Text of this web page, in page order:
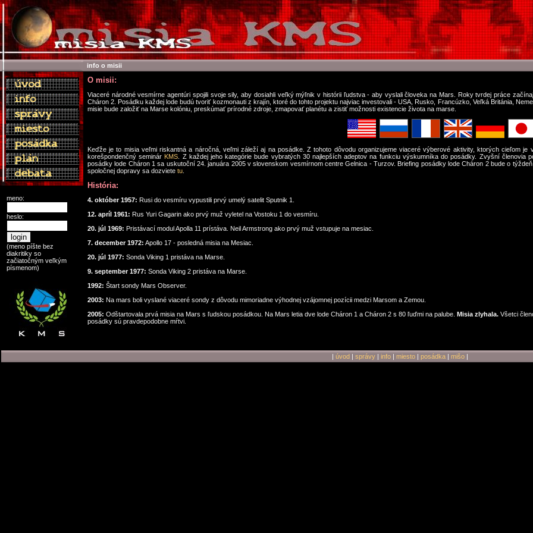
info o misii
meno:
heslo:
(meno píšte bez
diakritiky so
začiatočným veľkým
písmenom)
O misii:
Viaceré národné vesmírne agentúri spojili svoje sily, aby dosiahli veľký mýľnik v histórii ľudstva - aby vyslali človeka na Mars. Roky tvrdej práce
Cháron 2. Posádku každej lode budú tvoriť kozmonauti z krajín, ktoré do tohto projektu najviac investovali - USA, Rusko, Francúzko, Veľká Británia,
misie bude založiť na Marse kolóniu, preskúmať prírodné zdroje, zmapovať planétu a zistiť možnosti existencie života na marse.
Keďže je to misia veľmi riskantná a náročná, veľmi záleží aj na posádke. Z tohoto dôvodu organizujeme viaceré výberové aktivity, ktorých cieľom
korešpondenčný seminárKMS . Z každej jeho kategórie bude vybratých 30 najlepších adeptov na funkciu výskumníka do posádky. Zvyšní
posádky lode Cháron 1 sa uskutoční 24. januára 2005 v slovenskom vesmírnom centre Gelnica - Turzov. Briefing posádky lode Cháron 2 bude o
spoločnej dopravy sa dozviete tu
História:
4. október 1957: Rusi do vesmíru vypustili prvý umelý satelit Sputnik 1.
12. apríl 1961: Rus Yuri Gagarin ako prvý muž vyletel na Vostoku 1 do vesmíru.
20. júl 1969: Pristávací modul Apolla 11 prístáva. Neil Armstrong ako prvý muž vstupuje na mesiac.
7. december 1972: Apollo 17 - posledná misia na Mesiac.
20. júl 1977: Sonda Viking 1 pristáva na Marse.
9. september 1977: Sonda Viking 2 pristáva na Marse.
1992: Štart sondy Mars Observer.
2003: Na mars boli vyslané viaceré sondy z dôvodu mimoriadne výhodnej vzájomnej pozícii medzi Marsom a Zemou.
2005: Odštartovala prvá misia na Mars s ľudskou posádkou. Na Mars letia dve lode Cháron 1 a Cháron 2 s 80 ľuďmi na palube. Misia zlyhala. Všetci
posádky sú pravdepodobne mŕtvi.
| úvod| správy| info| miesto| posádka| mišo|